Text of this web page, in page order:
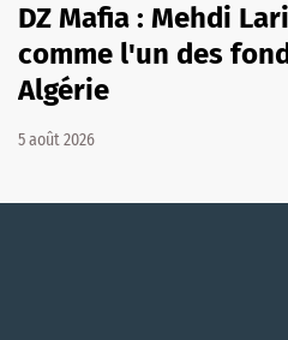
DZ Mafia : Mehdi
comme l'un des
Algérie
5 août 2026